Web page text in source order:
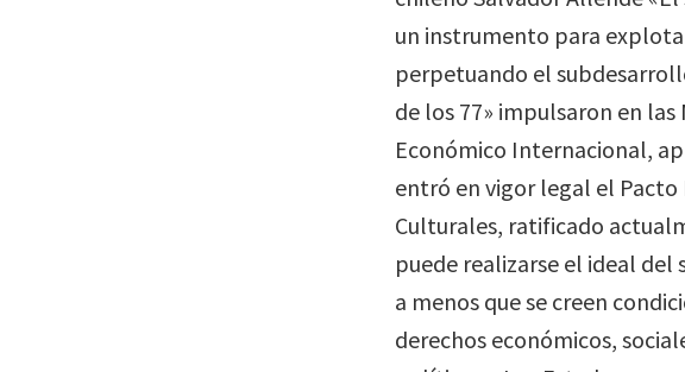
un instrumento para
perpetuando el
de los 77» impulsaron en
Económico Internacional,
entró en vigor legal el Pacto
Culturales, ratificado
puede realizarse el ideal
a menos que se creen
derechos económicos,